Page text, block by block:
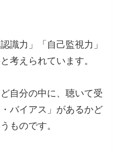
識力」「自己監視力」
考えられています。
自分の中に、聴いて受
バイアス」があるかど
ものです。